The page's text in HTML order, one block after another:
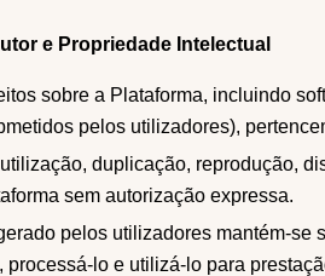
e Propriedade Intelectual
sobre a Plataforma, incluindo
pelos utilizadores),
duplicação, reprodução,
sem autorização expressa.
pelos utilizadores mantém-se
processá-lo e utilizá-lo para